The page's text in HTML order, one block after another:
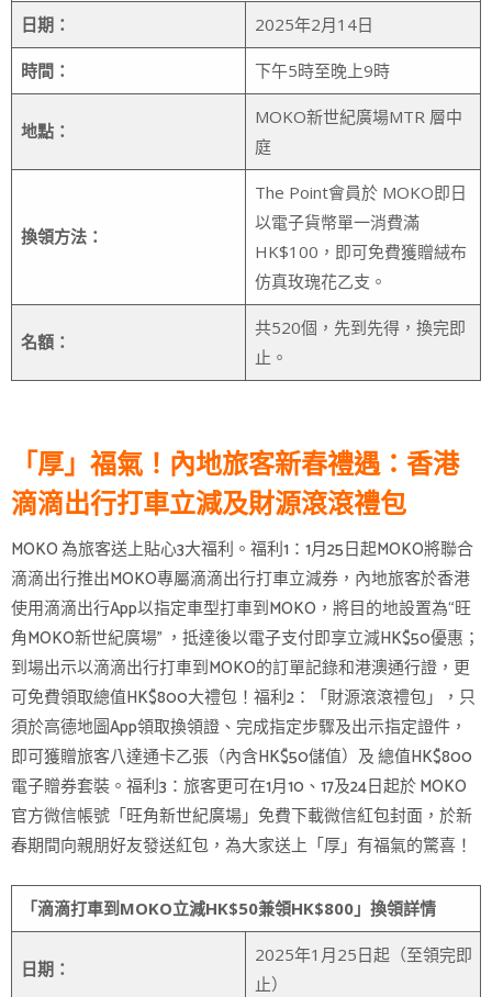
日期： 2025年2月14日
時間： 下午5時至晚上9時
地點：
MOKO新世紀廣場MTR 層中
庭
換領方法：
The Point會員於 MOKO即日
以電子貨幣單一消費滿
HK$100，即可免費獲贈絨布
仿真玫瑰花乙支。
名額：
共520個，先到先得，換完即
止。
「厚」福氣！內地旅客新春禮遇：香港
滴滴出行打車立減及財源滾滾禮包
MOKO 為旅客送上貼心3大福利。福利1：1月25日起MOKO將聯合
滴滴出行推出MOKO專屬滴滴出行打車立減券，內地旅客於香港
使用滴滴出行App以指定車型打車到MOKO，將目的地設置為“旺
角MOKO新世紀廣場” ，抵達後以電子支付即享立減HK$50優惠；
到場出示以滴滴出行打車到MOKO的訂單記錄和港澳通行證，更
可免費領取總值HK$800大禮包！福利2：「財源滾滾禮包」，只
須於高德地圖App領取換領證、完成指定步驟及出示指定證件，
即可獲贈旅客八達通卡乙張（內含HK$50儲值）及 總值HK$800
電子贈券套裝。福利3：旅客更可在1月10、17及24日起於 MOKO
官方微信帳號「旺角新世紀廣場」免費下載微信紅包封面，於新
春期間向親朋好友發送紅包，為大家送上「厚」有福氣的驚喜！
「滴滴打車到MOKO立減HK$50兼領HK$800」換領詳情
日期：
2025年1月25日起（至領完即
止）